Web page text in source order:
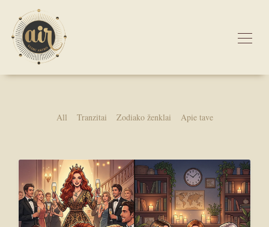
All Tranzitai Zodiako ženklai Apie tave